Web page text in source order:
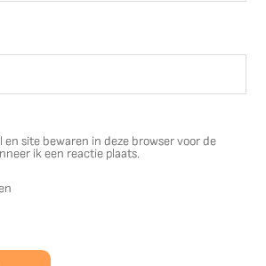
site bewaren in deze browser voor de
ik een reactie plaats.